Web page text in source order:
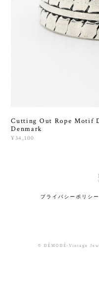
Cutting Out Rope Motif
Denmark
¥34,100
プライバシーポリシー
© DÉMODÉ-Vintage